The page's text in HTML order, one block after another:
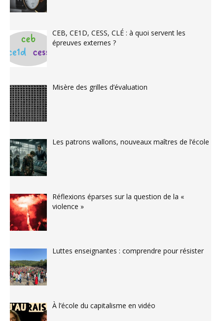
CEB, CE1D, CESS, CLÉ : à quoi servent les
épreuves externes ?
Misère des grilles d’évaluation
Les patrons wallons, nouveaux maîtres de l’école
Réflexions éparses sur la question de la «
violence »
Luttes enseignantes : comprendre pour résister
À l’école du capitalisme en vidéo